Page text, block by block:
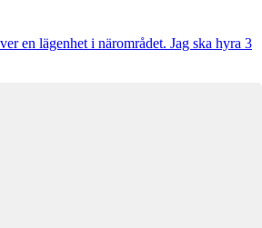
en lägenhet i närområdet. Jag ska hyra 3